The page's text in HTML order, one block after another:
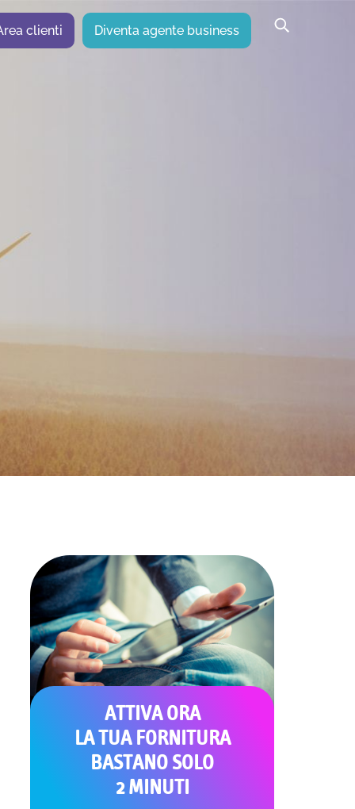
clienti Diventa agente business
ATTIVA ORA
LA TUA FORNITURA
BASTANO SOLO
2 MINUTI